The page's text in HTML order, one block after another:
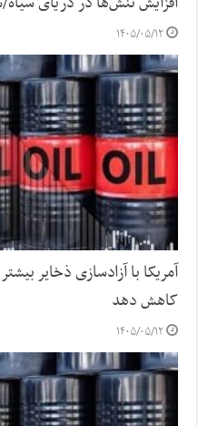
۱۴۰۵/۰۵/۱۲
آمریکا با آزادسازی ذخایر
کاهش دهد
۱۴۰۵/۰۵/۱۲